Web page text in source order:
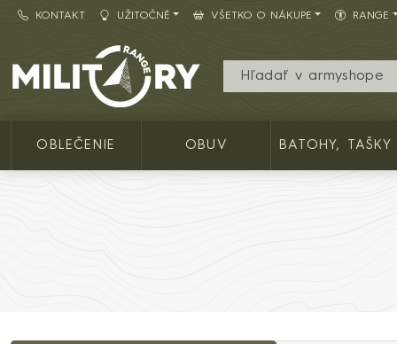
KONTAKT UŽITOČNÉ VŠETKO O NÁKUPE RANGE
Army shop MILITARY RANGE SK
OBLEČENIE OBUV BATOHY, TAŠKY